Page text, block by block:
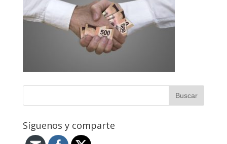
Síguenos y comparte